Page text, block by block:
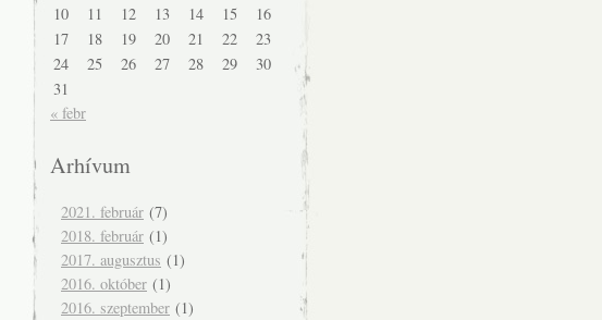
10
11 12 13 14 15
16
17
18 19 20 21 22
23
24
25 26 27 28 29
30
31
« febr
Arhívum
2021. február (7)
2018. február (1)
2017. augusztus (1)
2016. október (1)
2016. szeptember (1)